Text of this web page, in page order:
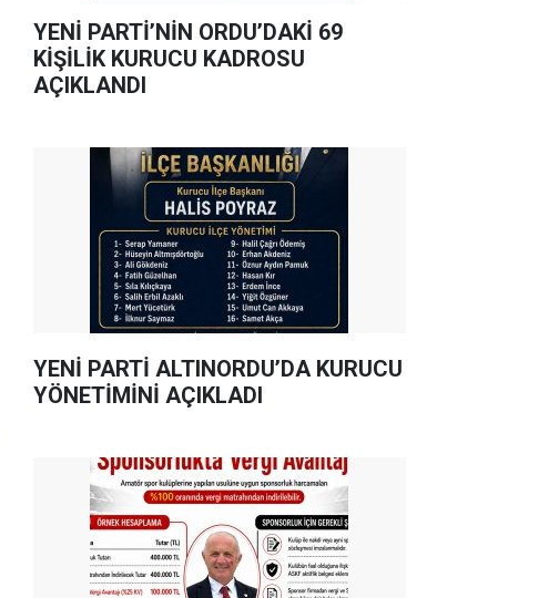
YENİ PARTİ’NİN ORDU’DAKİ 69
KİŞİLİK KURUCU KADROSU
AÇIKLANDI
YENİ PARTİ ALTINORDU’DA KURUCU
YÖNETİMİNİ AÇIKLADI